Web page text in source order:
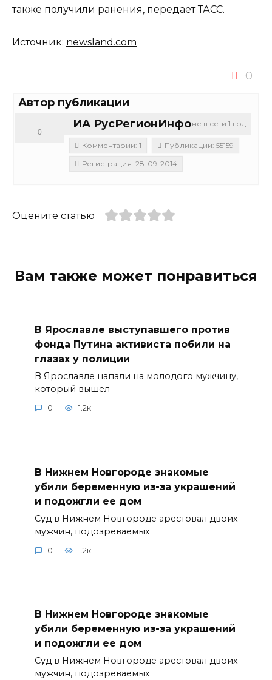
также получили ранения, передает ТАСС.
Источник: newsland.com
0
Автор публикации
не в сети 1 год
ИА РусРегионИнфо
0
Комментарии: 1
Публикации: 55159
Регистрация: 28-09-2014
Оцените статью
Вам также может понравиться
В Ярославле выступавшего против
фонда Путина активиста побили на
глазах у полиции
В Ярославле напали на молодого мужчину,
который вышел
0 1.2к.
В Нижнем Новгороде знакомые
убили беременную из-за украшений
и подожгли ее дом
Суд в Нижнем Новгороде арестовал двоих
мужчин, подозреваемых
0 1.2к.
В Нижнем Новгороде знакомые
убили беременную из-за украшений
и подожгли ее дом
Суд в Нижнем Новгороде арестовал двоих
мужчин, подозреваемых